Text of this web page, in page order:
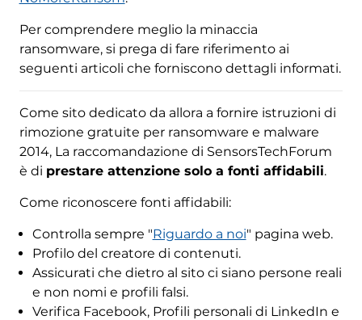
Per comprendere meglio la minaccia
ransomware, si prega di fare riferimento ai
seguenti articoli che forniscono dettagli informati.
Come sito dedicato da allora a fornire istruzioni di
rimozione gratuite per ransomware e malware
2014, La raccomandazione di SensorsTechForum
è di prestare attenzione solo a fonti affidabili.
Come riconoscere fonti affidabili:
Controlla sempre "Riguardo a noi" pagina web.
Profilo del creatore di contenuti.
Assicurati che dietro al sito ci siano persone reali
e non nomi e profili falsi.
Verifica Facebook, Profili personali di LinkedIn e